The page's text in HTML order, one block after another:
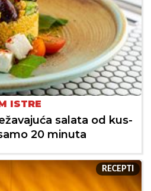
ISTRE
salata od kus-
20 minuta
RECEPTI